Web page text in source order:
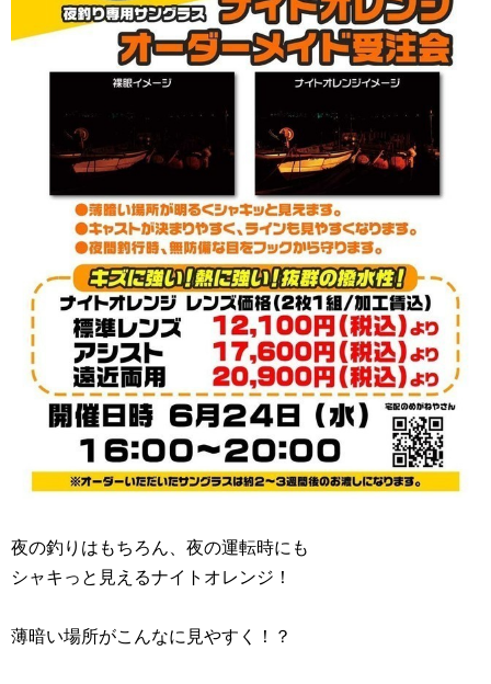
夜の釣りはもちろん、夜の運転時にも
シャキっと見えるナイトオレンジ！
薄暗い場所がこんなに見やすく！？